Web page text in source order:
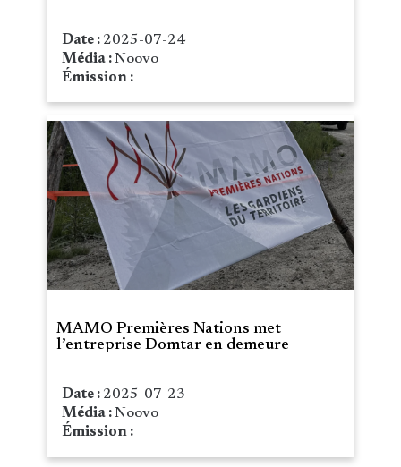
Date : 2025-07-24
Média :Noovo
Émission :
MAMO Premières Nations met
l’entreprise Domtar en demeure
Date : 2025-07-23
Média :Noovo
Émission :